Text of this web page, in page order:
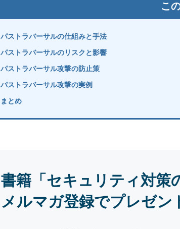
こ
パストラバーサルの仕組みと手法
パストラバーサルのリスクと影響
パストラバーサル攻撃の防止策
パストラバーサル攻撃の実例
まとめ
書籍「セキュリティ対策
メルマガ登録でプレゼン